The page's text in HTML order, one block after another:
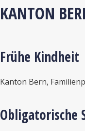
KANTON
Frühe Kindheit
Kanton Bern,
Obligatorische